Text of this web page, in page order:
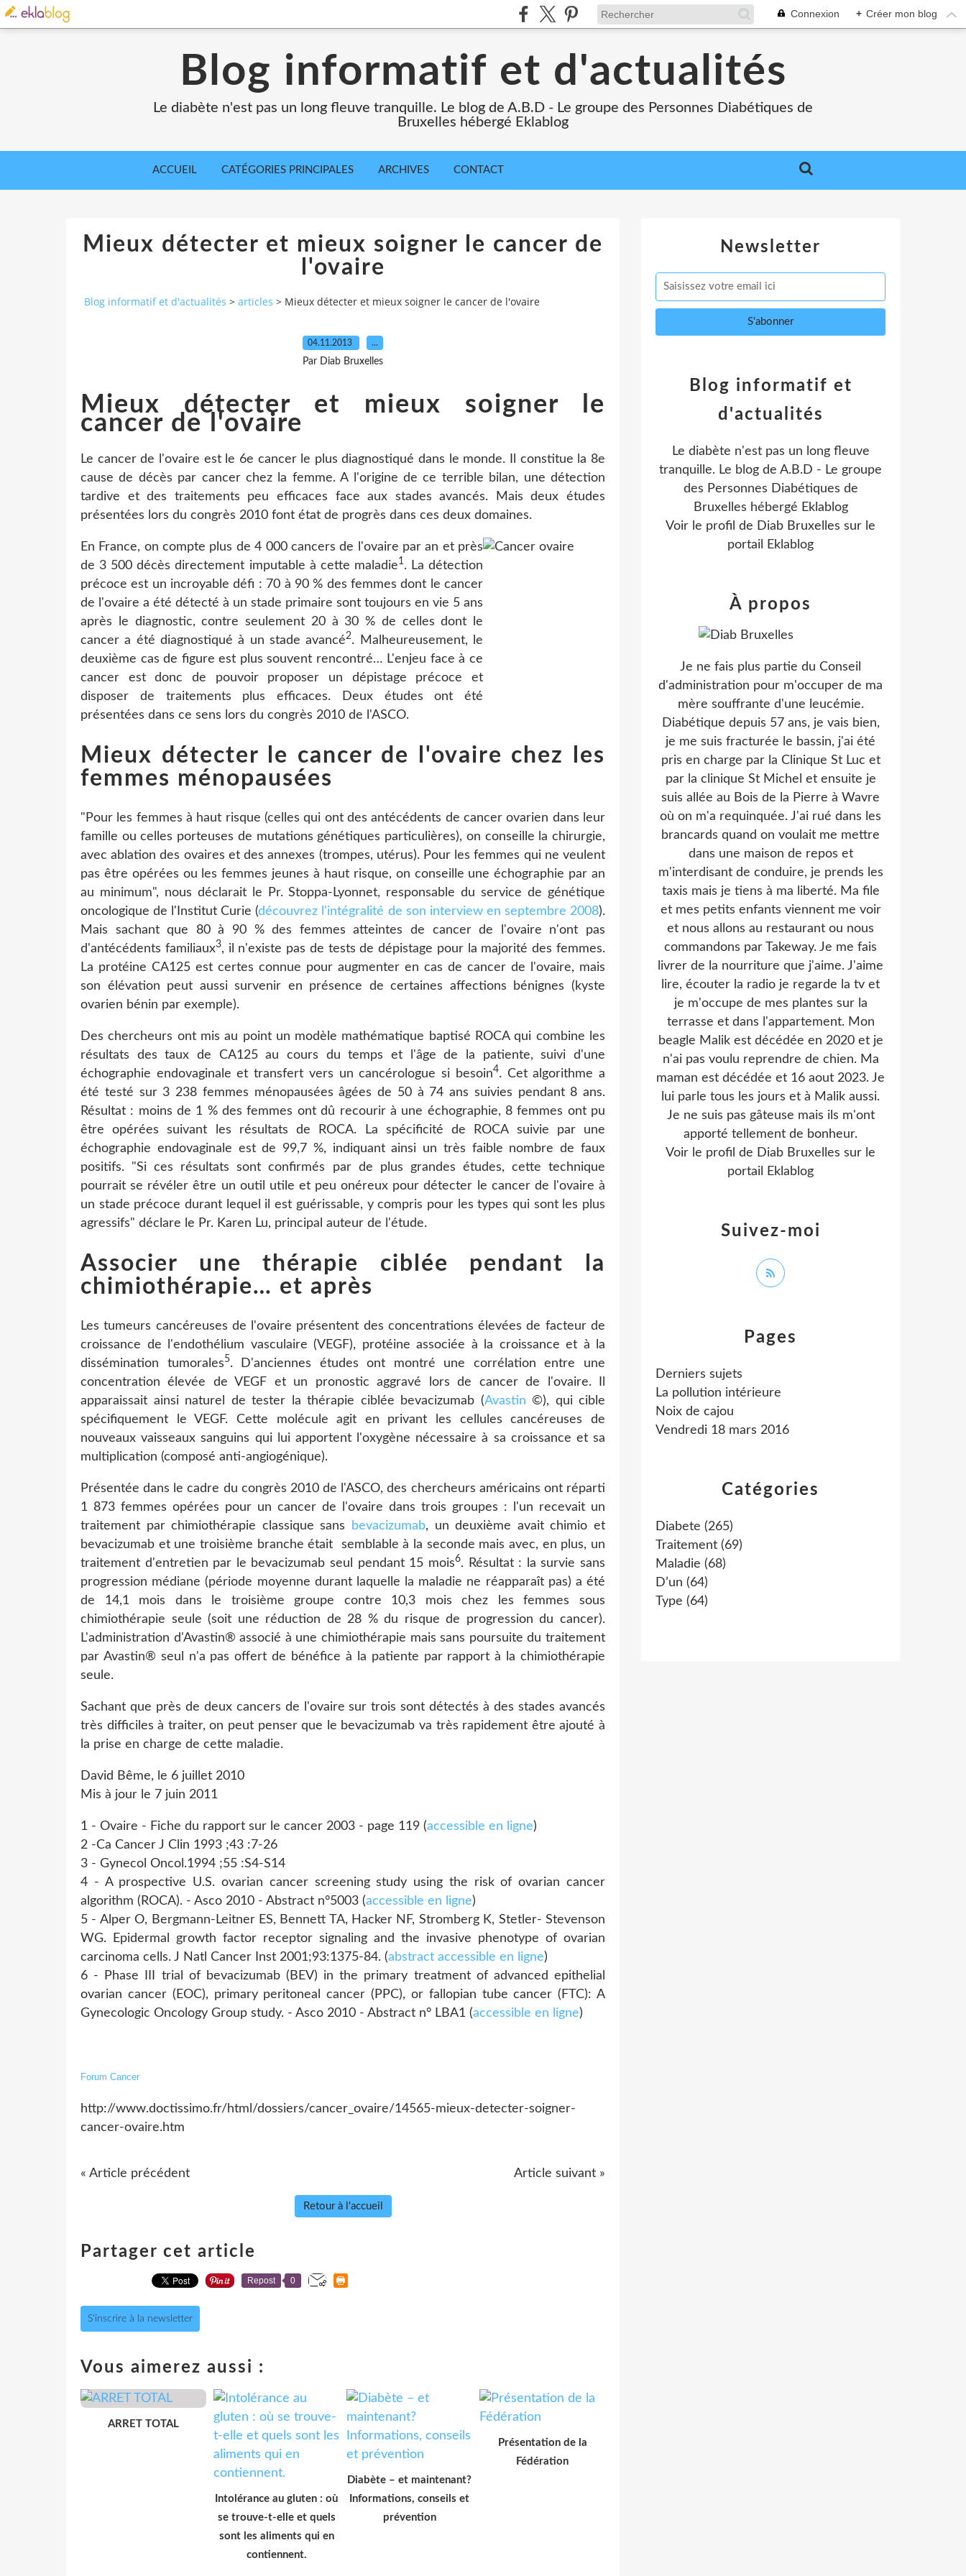
Connexion + Créer mon blog
Blog informatif et d'actualités
Le diabète n'est pas un long fleuve tranquille. Le blog de A.B.D - Le groupe des Personnes Diabétiques de
Bruxelles hébergé Eklablog
ACCUEIL CATÉGORIES PRINCIPALES ARCHIVES CONTACT
Mieux détecter et mieux soigner le cancer de
l'ovaire
Blog informatif et d'actualités > articles > Mieux détecter et mieux soigner le cancer de l'ovaire
04.11.2013 …
Par Diab Bruxelles
Mieux détecter et mieux soigner le
cancer de l'ovaire
Le cancer de l'ovaire est le 6e cancer le plus diagnostiqué dans le monde. Il constitue la 8e
cause de décès par cancer chez la femme. A l'origine de ce terrible bilan, une détection
tardive et des traitements peu efficaces face aux stades avancés. Mais deux études
présentées lors du congrès 2010 font état de progrès dans ces deux domaines.
En France, on compte plus de 4 000 cancers de l'ovaire par an et près
de 3 500 décès directement imputable à cette maladie1. La détection
précoce est un incroyable défi : 70 à 90 % des femmes dont le cancer
de l'ovaire a été détecté à un stade primaire sont toujours en vie 5 ans
après le diagnostic, contre seulement 20 à 30 % de celles dont le
cancer a été diagnostiqué à un stade avancé2. Malheureusement, le
deuxième cas de figure est plus souvent rencontré… L'enjeu face à ce
cancer est donc de pouvoir proposer un dépistage précoce et
disposer de traitements plus efficaces. Deux études ont été
présentées dans ce sens lors du congrès 2010 de l'ASCO.
Mieux détecter le cancer de l'ovaire chez les
femmes ménopausées
"Pour les femmes à haut risque (celles qui ont des antécédents de cancer ovarien dans leur
famille ou celles porteuses de mutations génétiques particulières), on conseille la chirurgie,
avec ablation des ovaires et des annexes (trompes, utérus). Pour les femmes qui ne veulent
pas être opérées ou les femmes jeunes à haut risque, on conseille une échographie par an
au minimum", nous déclarait le Pr. Stoppa-Lyonnet, responsable du service de génétique
oncologique de l'Institut Curie (découvrez l'intégralité de son interview en septembre 2008).
Mais sachant que 80 à 90 % des femmes atteintes de cancer de l'ovaire n'ont pas
d'antécédents familiaux3, il n'existe pas de tests de dépistage pour la majorité des femmes.
La protéine CA125 est certes connue pour augmenter en cas de cancer de l'ovaire, mais
son élévation peut aussi survenir en présence de certaines affections bénignes (kyste
ovarien bénin par exemple).
Des chercheurs ont mis au point un modèle mathématique baptisé ROCA qui combine les
résultats des taux de CA125 au cours du temps et l'âge de la patiente, suivi d'une
échographie endovaginale et transfert vers un cancérologue si besoin4. Cet algorithme a
été testé sur 3 238 femmes ménopausées âgées de 50 à 74 ans suivies pendant 8 ans.
Résultat : moins de 1 % des femmes ont dû recourir à une échographie, 8 femmes ont pu
être opérées suivant les résultats de ROCA. La spécificité de ROCA suivie par une
échographie endovaginale est de 99,7 %, indiquant ainsi un très faible nombre de faux
positifs. "Si ces résultats sont confirmés par de plus grandes études, cette technique
pourrait se révéler être un outil utile et peu onéreux pour détecter le cancer de l'ovaire à
un stade précoce durant lequel il est guérissable, y compris pour les types qui sont les plus
agressifs" déclare le Pr. Karen Lu, principal auteur de l'étude.
Associer une thérapie ciblée pendant la
chimiothérapie… et après
Les tumeurs cancéreuses de l'ovaire présentent des concentrations élevées de facteur de
croissance de l'endothélium vasculaire (VEGF), protéine associée à la croissance et à la
dissémination tumorales5. D'anciennes études ont montré une corrélation entre une
concentration élevée de VEGF et un pronostic aggravé lors de cancer de l'ovaire. Il
apparaissait ainsi naturel de tester la thérapie ciblée bevacizumab (Avastin ©), qui cible
spécifiquement le VEGF. Cette molécule agit en privant les cellules cancéreuses de
nouveaux vaisseaux sanguins qui lui apportent l'oxygène nécessaire à sa croissance et sa
multiplication (composé anti-angiogénique).
Présentée dans le cadre du congrès 2010 de l'ASCO, des chercheurs américains ont réparti
1 873 femmes opérées pour un cancer de l'ovaire dans trois groupes : l'un recevait un
traitement par chimiothérapie classique sans
bevacizumab, un deuxième avait chimio et
bevacizumab et une troisième branche était semblable à la seconde mais avec, en plus, un
traitement d'entretien par le bevacizumab seul pendant 15 mois6. Résultat : la survie sans
progression médiane (période moyenne durant laquelle la maladie ne réapparaît pas) a été
de 14,1 mois dans le troisième groupe contre 10,3 mois chez les femmes sous
chimiothérapie seule (soit une réduction de 28 % du risque de progression du cancer).
L'administration d'Avastin® associé à une chimiothérapie mais sans poursuite du traitement
par Avastin® seul n'a pas offert de bénéfice à la patiente par rapport à la chimiothérapie
seule.
Sachant que près de deux cancers de l'ovaire sur trois sont détectés à des stades avancés
très difficiles à traiter, on peut penser que le bevacizumab va très rapidement être ajouté à
la prise en charge de cette maladie.
David Bême, le 6 juillet 2010
Mis à jour le 7 juin 2011
1 - Ovaire - Fiche du rapport sur le cancer 2003 - page 119 (accessible en ligne)
2 -Ca Cancer J Clin 1993 ;43 :7-26
3 - Gynecol Oncol.1994 ;55 :S4-S14
4 - A prospective U.S. ovarian cancer screening study using the risk of ovarian cancer
algorithm (ROCA). - Asco 2010 - Abstract n°5003 (accessible en ligne)
5 - Alper O, Bergmann-Leitner ES, Bennett TA, Hacker NF, Stromberg K, Stetler- Stevenson
WG. Epidermal growth factor receptor signaling and the invasive phenotype of ovarian
carcinoma cells. J Natl Cancer Inst 2001;93:1375-84. (abstract accessible en ligne)
6 - Phase III trial of bevacizumab (BEV) in the primary treatment of advanced epithelial
ovarian cancer (EOC), primary peritoneal cancer (PPC), or fallopian tube cancer (FTC): A
Gynecologic Oncology Group study. - Asco 2010 - Abstract n° LBA1 (accessible en ligne)
Forum Cancer
http://www.doctissimo.fr/html/dossiers/cancer_ovaire/14565-mieux-detecter-soigner-
cancer-ovaire.htm
« Article précédent Article suivant »
Retour à l'accueil
Partager cet article
Repost 0
S'inscrire à la newsletter
Vous aimerez aussi :
ARRET TOTAL
Intolérance au gluten : où
se trouve-t-elle et quels
sont les aliments qui en
contiennent.
Diabète – et maintenant?
Informations, conseils et
prévention
Présentation de la
Fédération
Newsletter
Catégories
Diabete (265)
Traitement (69)
Maladie (68)
D’un (64)
Type (64)
Pages
Derniers sujets
La pollution intérieure
Noix de cajou
Vendredi 18 mars 2016
Blog informatif et
d'actualités
Le diabète n'est pas un long fleuve
tranquille. Le blog de A.B.D - Le groupe
des Personnes Diabétiques de
Bruxelles hébergé Eklablog
Voir le profil de Diab Bruxelles sur le
portail Eklablog
Suivez-moi
À propos
Je ne fais plus partie du Conseil
d'administration pour m'occuper de ma
mère souffrante d'une leucémie.
Diabétique depuis 57 ans, je vais bien,
je me suis fracturée le bassin, j'ai été
pris en charge par la Clinique St Luc et
par la clinique St Michel et ensuite je
suis allée au Bois de la Pierre à Wavre
où on m'a requinquée. J'ai rué dans les
brancards quand on voulait me mettre
dans une maison de repos et
m'interdisant de conduire, je prends les
taxis mais je tiens à ma liberté. Ma file
et mes petits enfants viennent me voir
et nous allons au restaurant ou nous
commandons par Takeway. Je me fais
livrer de la nourriture que j'aime. J'aime
lire, écouter la radio je regarde la tv et
je m'occupe de mes plantes sur la
terrasse et dans l'appartement. Mon
beagle Malik est décédée en 2020 et je
n'ai pas voulu reprendre de chien. Ma
maman est décédée et 16 aout 2023. Je
lui parle tous les jours et à Malik aussi.
Je ne suis pas gâteuse mais ils m'ont
apporté tellement de bonheur.
Voir le profil de Diab Bruxelles sur le
portail Eklablog